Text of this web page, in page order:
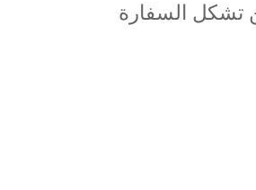
تشكل السفارة